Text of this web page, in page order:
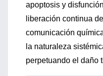
apoptosis y
liberación continua
comunicación
la naturaleza
perpetuando el daño